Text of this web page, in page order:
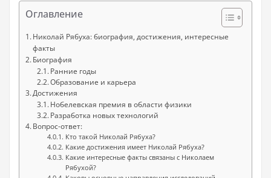
Оглавление
Николай Рябуха: биография, достижения, интересные
факты
Биография
Ранние годы
Образование и карьера
Достижения
Нобелевская премия в области физики
Разработка новых технологий
Вопрос-ответ:
Кто такой Николай Рябуха?
Какие достижения имеет Николай Рябуха?
Какие интересные факты связаны с Николаем
Рябухой?